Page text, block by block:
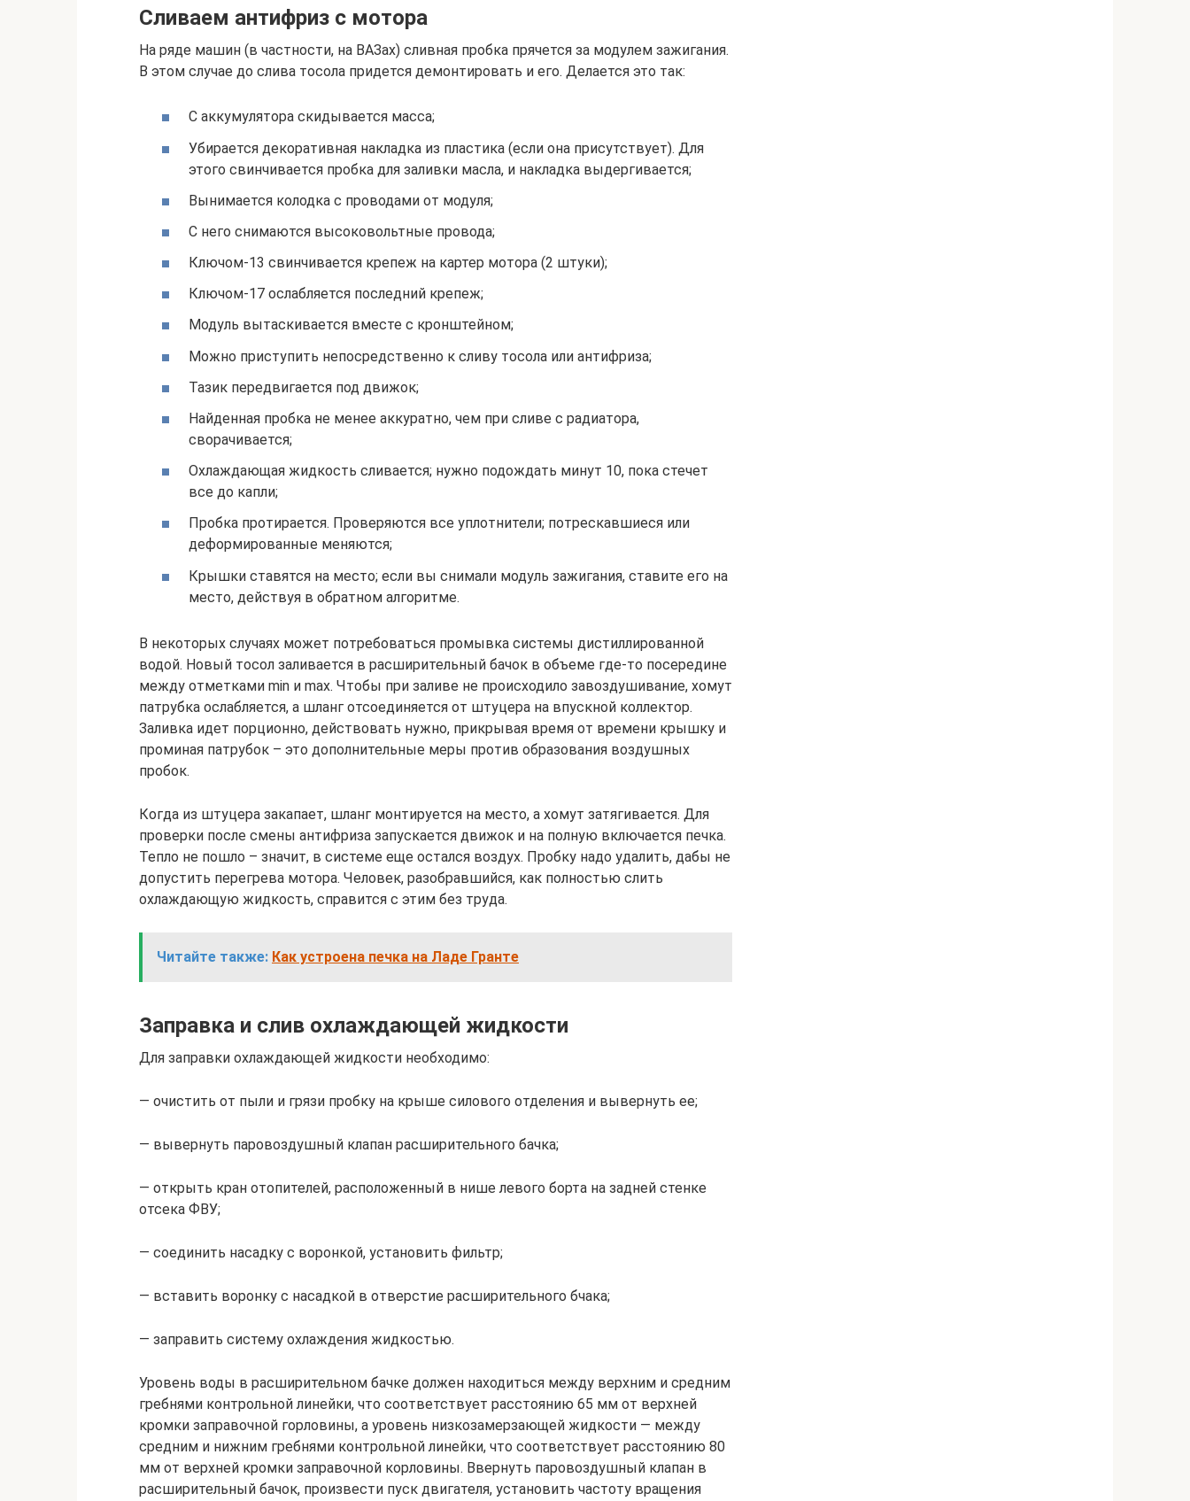
Сливаем антифриз с мотора
На ряде машин (в частности, на ВАЗах) сливная пробка прячется за модулем зажигания.
В этом случае до слива тосола придется демонтировать и его. Делается это так:
С аккумулятора скидывается масса;
Убирается декоративная накладка из пластика (если она присутствует). Для
этого свинчивается пробка для заливки масла, и накладка выдергивается;
Вынимается колодка с проводами от модуля;
С него снимаются высоковольтные провода;
Ключом-13 свинчивается крепеж на картер мотора (2 штуки);
Ключом-17 ослабляется последний крепеж;
Модуль вытаскивается вместе с кронштейном;
Можно приступить непосредственно к сливу тосола или антифриза;
Тазик передвигается под движок;
Найденная пробка не менее аккуратно, чем при сливе с радиатора,
сворачивается;
Охлаждающая жидкость сливается; нужно подождать минут 10, пока стечет
все до капли;
Пробка протирается. Проверяются все уплотнители; потрескавшиеся или
деформированные меняются;
Крышки ставятся на место; если вы снимали модуль зажигания, ставите его на
место, действуя в обратном алгоритме.
В некоторых случаях может потребоваться промывка системы дистиллированной
водой. Новый тосол заливается в расширительный бачок в объеме где-то посередине
между отметками min и max. Чтобы при заливе не происходило завоздушивание, хомут
патрубка ослабляется, а шланг отсоединяется от штуцера на впускной коллектор.
Заливка идет порционно, действовать нужно, прикрывая время от времени крышку и
проминая патрубок – это дополнительные меры против образования воздушных
пробок.
Когда из штуцера закапает, шланг монтируется на место, а хомут затягивается. Для
проверки после смены антифриза запускается движок и на полную включается печка.
Тепло не пошло – значит, в системе еще остался воздух. Пробку надо удалить, дабы не
допустить перегрева мотора. Человек, разобравшийся, как полностью слить
охлаждающую жидкость, справится с этим без труда.
Читайте также: Как устроена печка на Ладе Гранте
Заправка и слив охлаждающей жидкости
Для заправки охлаждающей жидкости необходимо:
— очистить от пыли и грязи пробку на крыше силового отделения и вывернуть ее;
— вывернуть паровоздушный клапан расширительного бачка;
— открыть кран отопителей, расположенный в нише левого борта на задней стенке
отсека ФВУ;
— соединить насадку с воронкой, установить фильтр;
— вставить воронку с насадкой в отверстие расширительного бчака;
— заправить систему охлаждения жидкостью.
Уровень воды в расширительном бачке должен находиться между верхним и средним
гребнями контрольной линейки, что соответствует расстоянию 65 мм от верхней
кромки заправочной горловины, а уровень низкозамерзающей жидкости — между
средним и нижним гребнями контрольной линейки, что соответствует расстоянию 80
мм от верхней кромки заправочной корловины. Ввернуть паровоздушный клапан в
расширительный бачок, произвести пуск двигателя, установить частоту вращения